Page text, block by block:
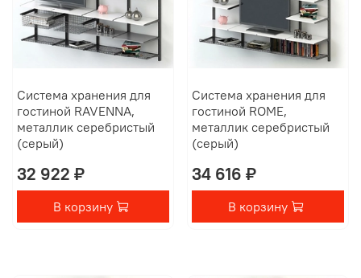
Система хранения для
гостиной RAVENNA,
металлик серебристый
(серый)
32 922 ₽
В корзину
Система хранения для
гостиной ROME,
металлик серебристый
(серый)
34 616 ₽
В корзину